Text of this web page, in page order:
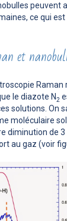
peuvent
ce qui
et
Raman
le diazote N2
solutions. On
moléculaire
diminution de 3
au gaz (voir